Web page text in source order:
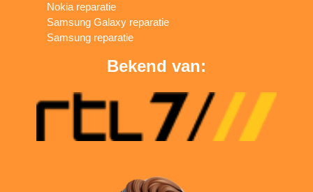
Nokia reparatie
Samsung Galaxy reparatie
Samsung reparatie
Bekend van: